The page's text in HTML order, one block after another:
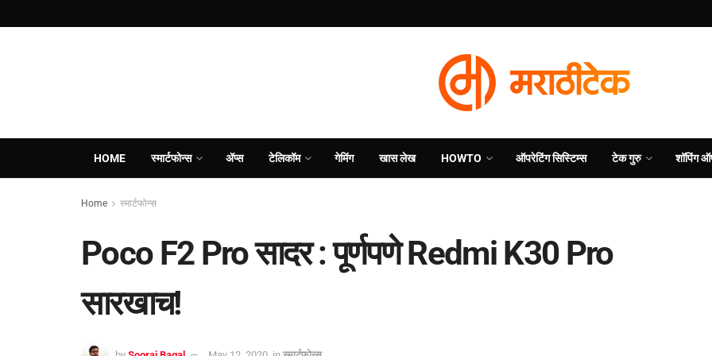
HOME स्मार्टफोन्स ॲप्स टेलिकॉम गेमिंग खास लेख HOWTO ऑपरेटिंग सिस्टिम्स टेक गुरु शॉपिंग
Home स्मार्टफोन्स
Poco F2 Pro सादर : पूर्णपणे Redmi K30 Pro
सारखाच!